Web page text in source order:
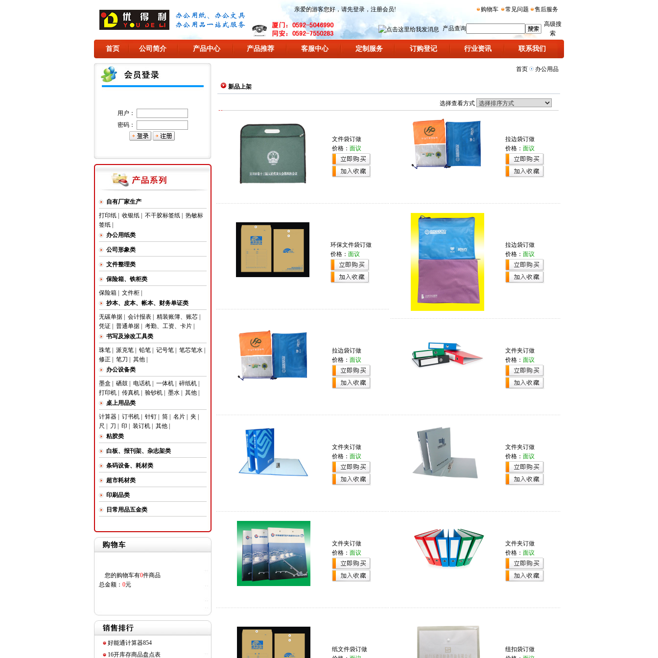
亲爱的游客您好，请先登录 ， 注册会员! 购物车 常见问题 售后服务
产品查询
高级搜
索
首页 公司简介 产品中心 产品推荐 客服中心 定制服务 订购登记 行业资讯 联系我们
用户：
密码：
自有厂家生产
打印纸| 收银纸| 不干胶标签纸| 热敏标
签纸|
办公用纸类
公司形象类
文件整理类
保险箱、铁柜类
保险箱| 文件柜|
抄本、皮本、帐本、财务单证类
无碳单据| 会计报表| 精装账簿、账芯|
凭证| 普通单据| 考勤、工资、卡片|
书写及涂改工具类
珠笔| 派克笔| 铅笔| 记号笔| 笔芯笔水|
修正
笔刀 其他|
办公设备类
墨盒
硒鼓| 电话机| 一体机| 碎纸机|
打印机| 传真机| 验钞机| 墨水| 其他|
桌上用品类
计算器| 订书机| 针钉| 筒| 名片| 夹
尺
刀 印 装订机| 其他|
粘胶类
白板、报刊架、杂志架类
条码设备、耗材类
超市耗材类
印刷品类
日常用品五金类
您的购物车有0件商品
总金额： 0元
好能通计算器854
16开库存商品盘点表
首页 办公用品
新品上架
选择查看方式
文件袋订做
价格： 面议
拉边袋订做
价格： 面议
环保文件袋订做
价格： 面议
拉边袋订做
价格： 面议
拉边袋订做
价格： 面议
文件夹订做
价格： 面议
文件夹订做
价格： 面议
文件夹订做
价格： 面议
文件夹订做
价格： 面议
文件夹订做
价格： 面议
纸文件袋订做
纽扣袋订做